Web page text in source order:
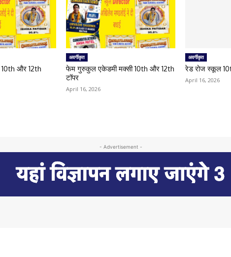
और 12th
अवर्गीकृत
फेम गुरुकुल एकेडमी मक्सी 10th और 12th
टॉपर
April 16, 2026
अवर्गीकृत
रेड रोज स्कूल
April 16, 2026
- Advertisement -